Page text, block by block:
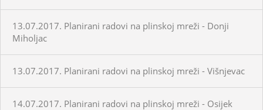
13.07.2017. Planirani radovi na plinskoj mreži - Donji
Miholjac
13.07.2017. Planirani radovi na plinskoj mreži - Višnjevac
14.07.2017. Planirani radovi na plinskoj mreži - Osijek